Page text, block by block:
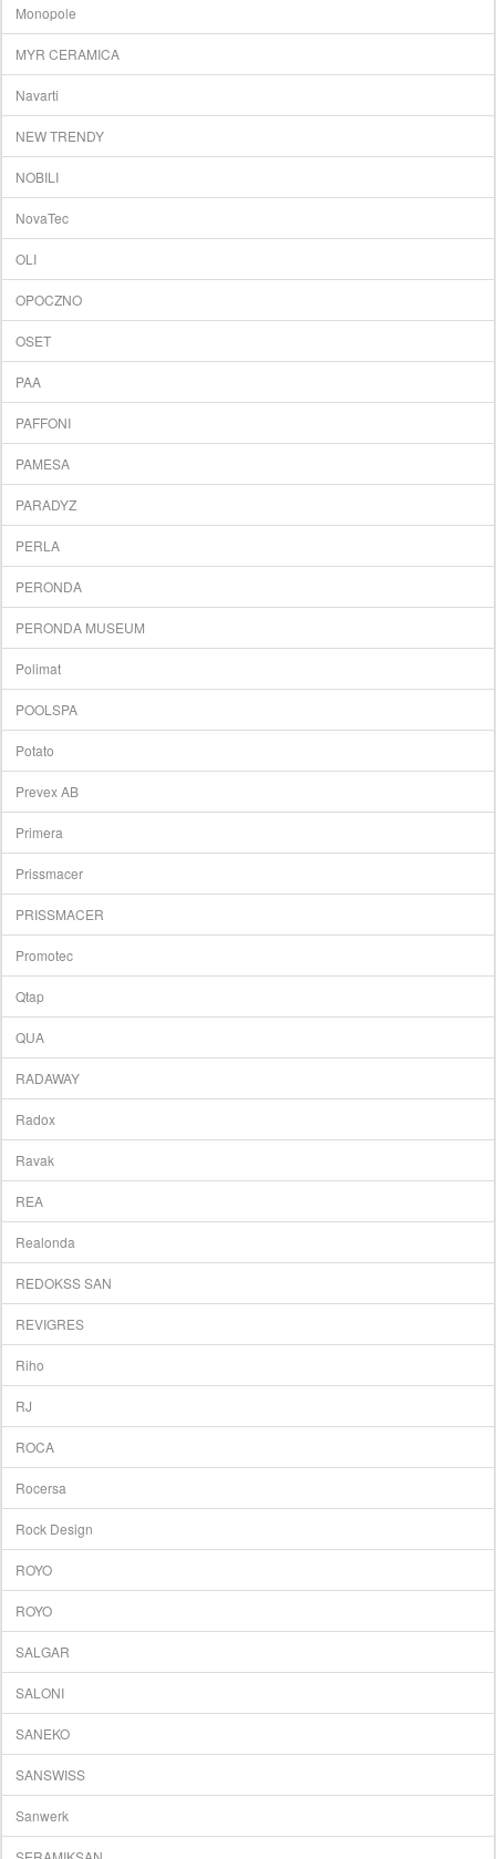
Monopole
MYR CERAMICA
Navarti
NEW TRENDY
NOBILI
NovaTec
OLI
OPOCZNO
OSET
PAA
PAFFONI
PAMESA
PARADYZ
PERLA
PERONDA
PERONDA MUSEUM
Polimat
POOLSPA
Potato
Prevex AB
Primera
Prissmacer
PRISSMACER
Promotec
Qtap
QUA
RADAWAY
Radox
Ravak
REA
Realonda
REDOKSS SAN
REVIGRES
Riho
RJ
ROCA
Rocersa
Rock Design
ROYO
ROYO
SALGAR
SALONI
SANEKO
SANSWISS
Sanwerk